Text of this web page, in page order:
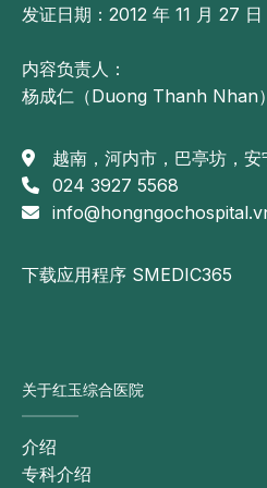
发证日期：2012 年 11 月 27 日
内容负责人：
杨成仁（Duong Thanh Nhan）
越南，河内市，巴亭坊，
024 3927 5568
下载应用程序 SMEDIC365
关于红玉综合医院
介绍
专科介绍